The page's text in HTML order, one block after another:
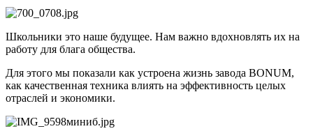
Школьники это наше будущее. Нам важно вдохновлять их на
работу для блага общества.
Для этого мы показали как устроена жизнь завода BONUM,
как качественная техника влиять на эффективность целых
отраслей и экономики.